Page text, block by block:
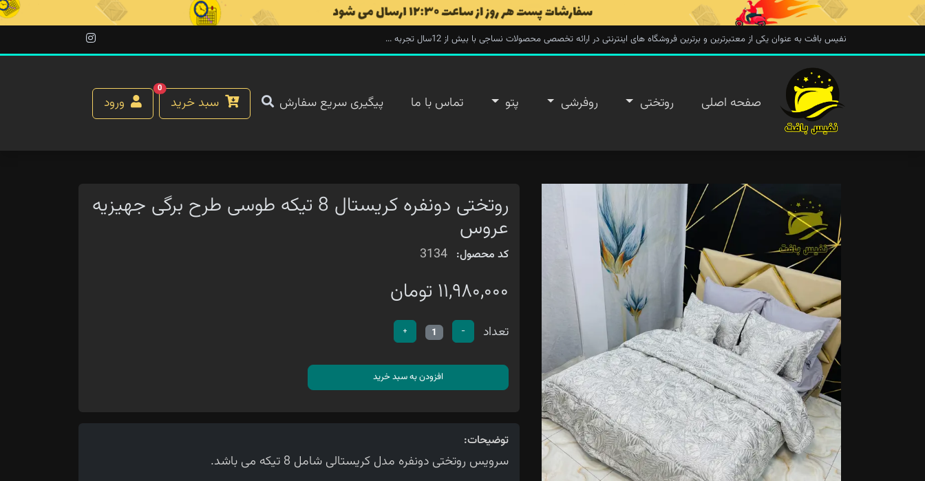
نفیس بافت به عنوان یکی از معتبرترین و برترین فروشگاه های اینترنتی در ارائه تخصصی محصولات نساجی با بیش از 12سال تجربه ...
صفحه اصلی روتختی روفرشی پتو تماس با ما پیگیری سریع سفارش سبد خرید
0
ورود
روتختی دونفره کریستال 8 تیکه طوسی طرح برگی جهیزیه
عروس
کد محصول: 3134
۱۱,۹۸۰,۰۰۰ تومان
تعداد -
1
+
افزودن به سبد خرید
توضیحات:
سرویس روتختی دونفره مدل کریستالی شامل 8 تیکه می باشد.